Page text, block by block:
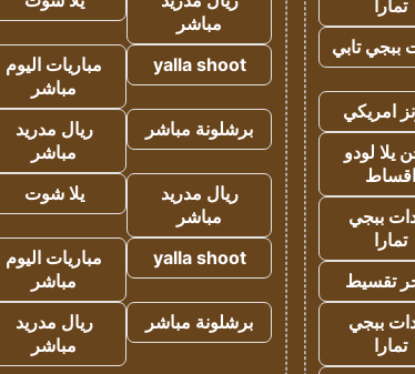
تمارا
ببجي تابي
امريكي
يلا لودو
اقساط
ببجي
تمارا
تقسيط
ببجي
تمارا
مباشر
yalla shoot
مباريات اليوم
مباشر
برشلونة مباشر
ريال مدريد
مباشر
ريال مدريد
مباشر
يلا شوت
yalla shoot
مباريات اليوم
مباشر
برشلونة مباشر
ريال مدريد
مباشر